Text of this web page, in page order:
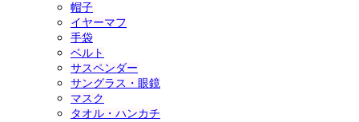
帽子
イヤーマフ
手袋
ベルト
サスペンダー
サングラス・眼鏡
マスク
タオル・ハンカチ